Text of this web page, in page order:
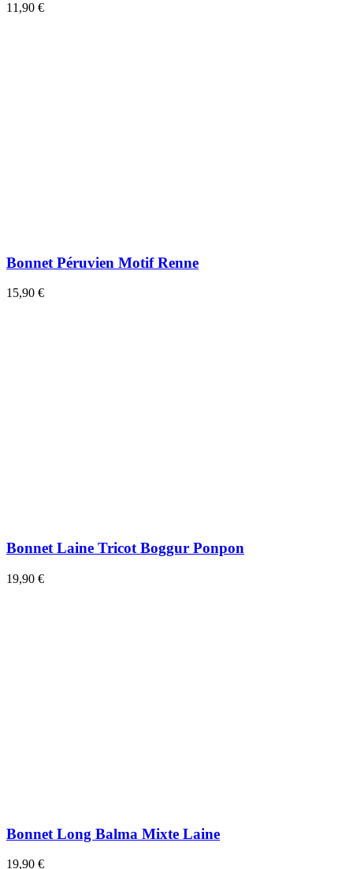
11,90 €
Bonnet Péruvien Motif Renne
15,90 €
Bonnet Laine Tricot Boggur Ponpon
19,90 €
Bonnet Long Balma Mixte Laine
19,90 €